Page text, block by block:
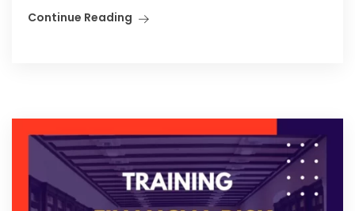
Continue Reading